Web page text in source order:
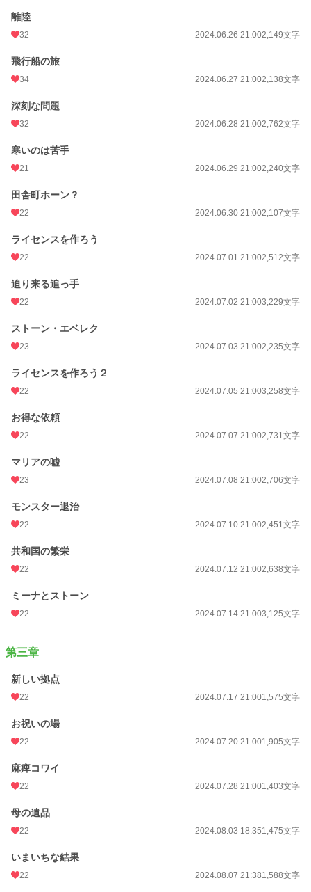
離陸
32 2024.06.26 21:002,149文字
飛行船の旅
34 2024.06.27 21:002,138文字
深刻な問題
32 2024.06.28 21:002,762文字
寒いのは苦手
21 2024.06.29 21:002,240文字
田舎町ホーン？
22 2024.06.30 21:002,107文字
ライセンスを作ろう
22 2024.07.01 21:002,512文字
迫り来る追っ手
22 2024.07.02 21:003,229文字
ストーン・エベレク
23 2024.07.03 21:002,235文字
ライセンスを作ろう２
22 2024.07.05 21:003,258文字
お得な依頼
22 2024.07.07 21:002,731文字
マリアの嘘
23 2024.07.08 21:002,706文字
モンスター退治
22 2024.07.10 21:002,451文字
共和国の繁栄
22 2024.07.12 21:002,638文字
ミーナとストーン
22 2024.07.14 21:003,125文字
第三章
新しい拠点
22 2024.07.17 21:001,575文字
お祝いの場
22 2024.07.20 21:001,905文字
麻痺コワイ
22 2024.07.28 21:001,403文字
母の遺品
22 2024.08.03 18:351,475文字
いまいちな結果
22 2024.08.07 21:381,588文字